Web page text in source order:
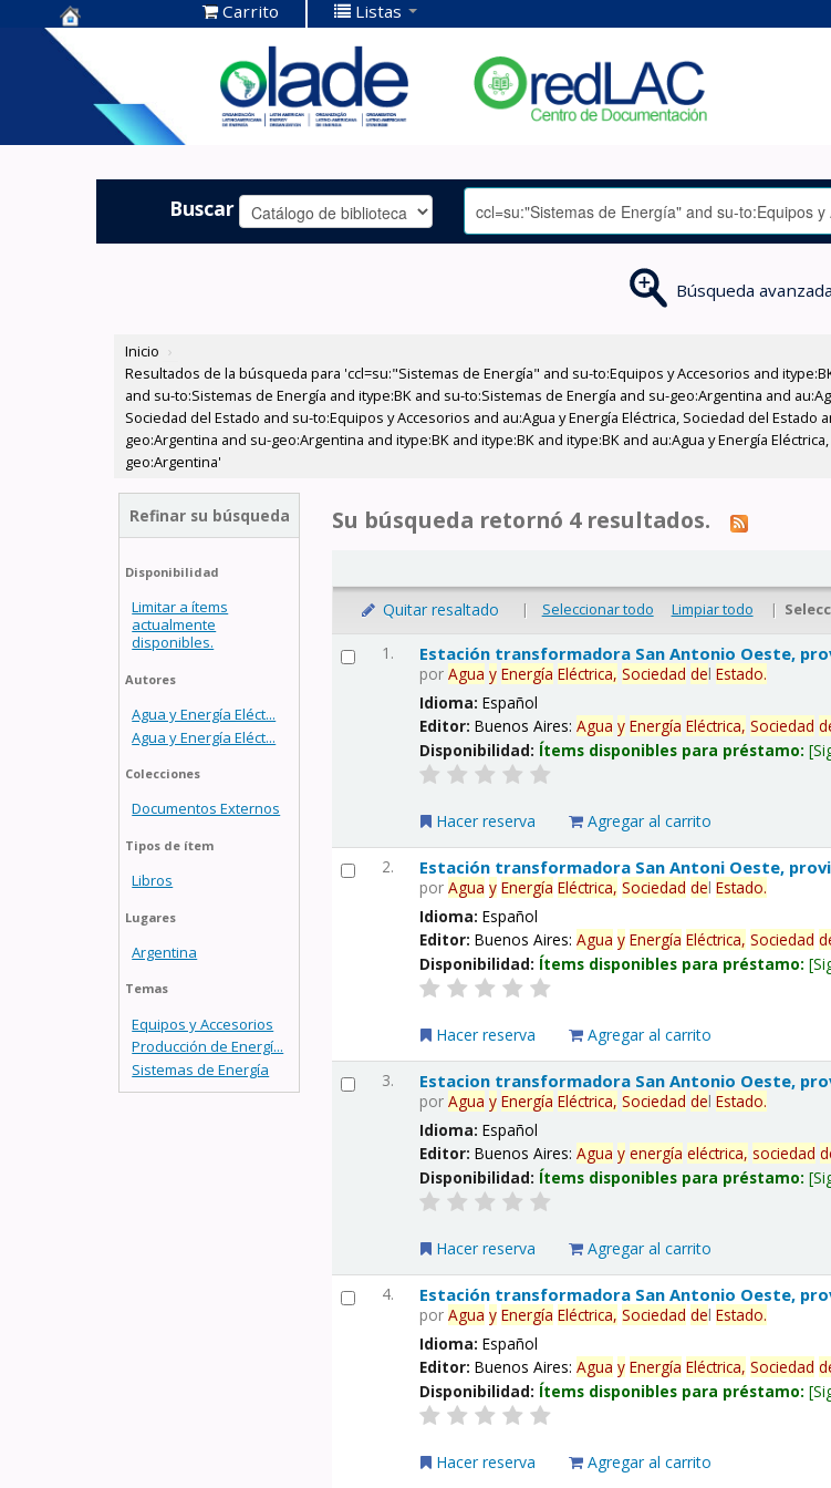
Centro de
Documentación
OLADE -
Carrito Listas
Buscar
Búsqueda avanzada
Inicio ›
Resultados de la búsqueda para 'ccl=su:"Sistemas de Energía" and su-to:Equipos y Accesorios and
and su-to:Sistemas de Energía and itype:BK and su-to:Sistemas de Energía and su-geo:Argentina and
Sociedad del Estado and su-to:Equipos y Accesorios and au:Agua y Energía Eléctrica, Sociedad del
geo:Argentina and su-geo:Argentina and itype:BK and itype:BK and itype:BK and au:Agua y Energía
geo:Argentina'
Refinar su búsqueda
Disponibilidad
Limitar a ítems
actualmente
disponibles.
Autores
Agua y Energía Eléct...
Agua y Energía Eléct...
Colecciones
Documentos Externos
Tipos de ítem
Libros
Lugares
Argentina
Temas
Equipos y Accesorios
Producción de Energí...
Sistemas de Energía
Su búsqueda retornó 4 resultados.
Quitar resaltado | Seleccionar todo Limpiar todo |
1. Estación transformadora San Antonio Oeste,
porAgua y Energía Eléctrica, Sociedad delEstado.
Idioma:Español
Editor:Buenos Aires:Agua y Energía Eléctrica, Sociedad
Disponibilidad: Ítems disponibles para préstamo:
Hacer reserva Agregar al carrito
2. Estación transformadora San Antoni Oeste,
porAgua y Energía Eléctrica, Sociedad delEstado.
Idioma:Español
Editor:Buenos Aires:Agua y Energía Eléctrica, Sociedad
Disponibilidad: Ítems disponibles para préstamo:
Hacer reserva Agregar al carrito
3. Estacion transformadora San Antonio Oeste,
porAgua y Energía Eléctrica, Sociedad delEstado.
Idioma:Español
Editor:Buenos Aires:Agua y energía eléctrica, sociedad
Disponibilidad: Ítems disponibles para préstamo:
Hacer reserva Agregar al carrito
4. Estación transformadora San Antonio Oeste,
porAgua y Energía Eléctrica, Sociedad delEstado.
Idioma:Español
Editor:Buenos Aires:Agua y Energía Eléctrica, Sociedad
Disponibilidad: Ítems disponibles para préstamo:
Hacer reserva Agregar al carrito